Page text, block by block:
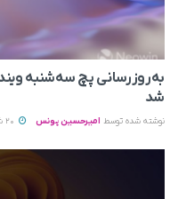
شد
نوشته شده توسط امیرحسین یونس